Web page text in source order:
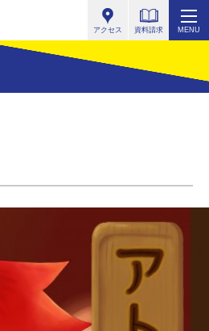
アクセス 資料請求 MENU